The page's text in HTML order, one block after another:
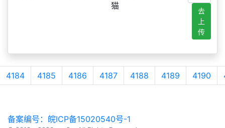
猫
去
上
传
4184 4185 4186 4187 4188 4189 4190
备案编号：皖ICP备15020540号-1